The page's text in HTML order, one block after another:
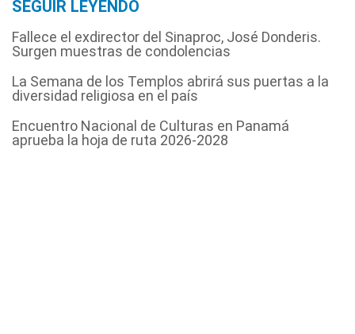
SEGUIR LEYENDO
Fallece el exdirector del Sinaproc, José Donderis.
Surgen muestras de condolencias
La Semana de los Templos abrirá sus puertas a la
diversidad religiosa en el país
Encuentro Nacional de Culturas en Panamá
aprueba la hoja de ruta 2026-2028